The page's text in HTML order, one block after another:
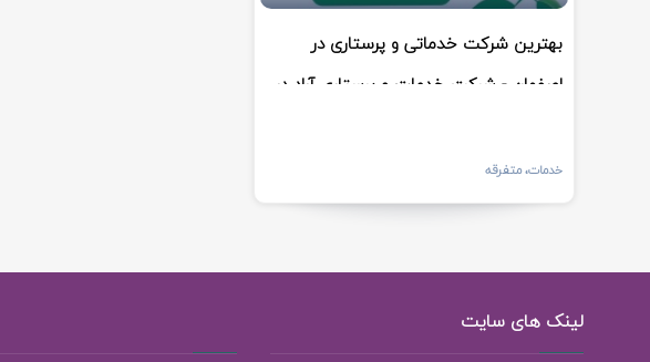
بهترین شرکت خدماتی و پرستاری در
اصفهان - شرکت خدمات و پرستاری آراد در
خدمات، متفرقه
لینک های سایت